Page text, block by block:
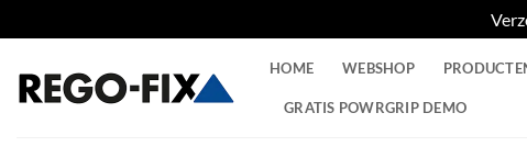
naar
inhoud
HOME WEBSHOP
GRATIS POWRGRIP DEMO